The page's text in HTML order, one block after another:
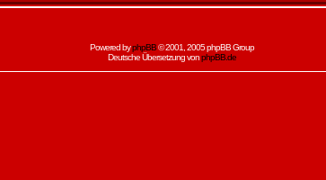
Powered byphpBB© 2001, 2005 phpBB Group
Deutsche Übersetzung vonphpBB.de